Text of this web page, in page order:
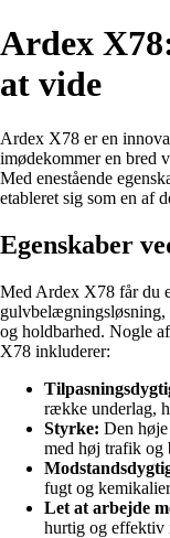
Ardex
at vide
Ardex X78 er en
imødekommer en bred
Med enestående
etableret sig som en af
Egenskaber
Med Ardex X78 får du
gulvbelægningsløsning,
og holdbarhed. Nogle
X78 inkluderer:
række underlag,
Styrke: Den
med høj trafik og
fugt og
Let at arbejde
hurtig og effektiv